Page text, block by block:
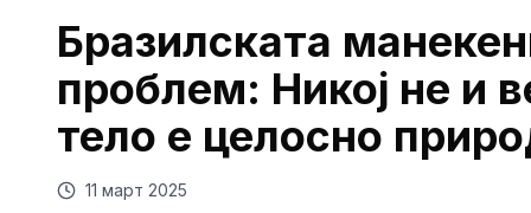
Бразилската
проблем: Никој не и
тело е целосно
11 март 2025